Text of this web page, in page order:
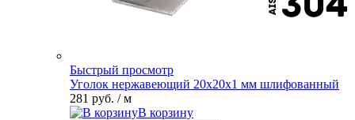
Быстрый просмотр
Уголок нержавеющий 20х20х1 мм шлифованный
281 руб. / м
В корзину